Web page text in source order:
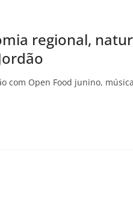
regional,
com Open Food junino,